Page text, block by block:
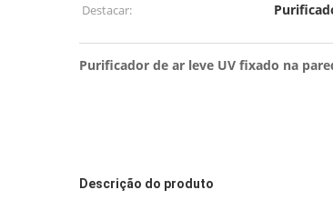
Destacar:
Purificador de ar leve UV fixado na
Descrição do produto